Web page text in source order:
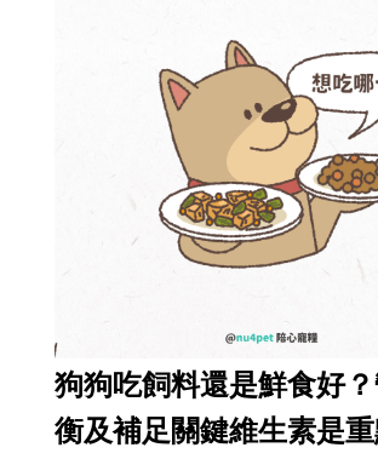
狗狗吃飼料還是鮮食好
衡及補足關鍵維生素是